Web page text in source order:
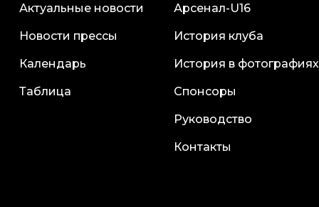
Актуальные новости
Новости прессы
Календарь
Таблица
Арсенал-U16
История клуба
История в фотографиях
Спонсоры
Руководство
Контакты